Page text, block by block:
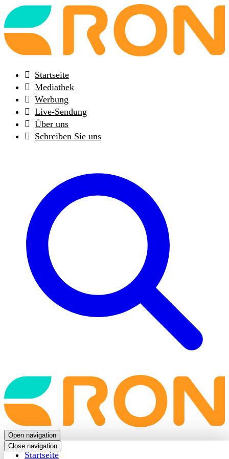
Back
to
frontpage
Startseite
Mediathek
Werbung
Live-Sendung
Über uns
Schreiben Sie uns
Back
to
frontpage
Open navigation
Close navigation
Startseite